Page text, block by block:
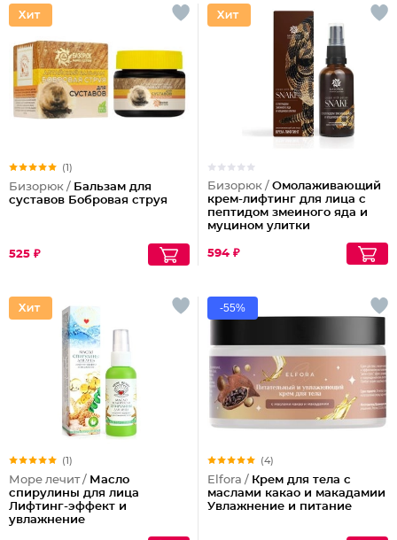
(1)
Бизорюк / Бальзам для
суставов Бобровая струя
525 ₽
Бизорюк / Омолаживающий
крем-лифтинг для лица с
пептидом змеиного яда и
муцином улитки
594 ₽
(1)
Море лечит / Масло
спирулины для лица
Лифтинг-эффект и
увлажнение
-55%
(4)
Elfora / Крем для тела с
маслами какао и макадамии
Увлажнение и питание